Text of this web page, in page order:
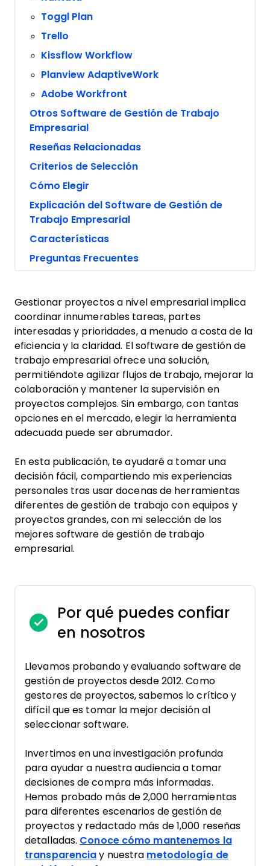
Toggl Plan
Trello
Kissflow Workflow
Planview AdaptiveWork
Adobe Workfront
Otros Software de Gestión de Trabajo
Empresarial
Reseñas Relacionadas
Criterios de Selección
Cómo Elegir
Explicación del Software de Gestión de
Trabajo Empresarial
Características
Preguntas Frecuentes
Gestionar proyectos a nivel empresarial implica
coordinar innumerables tareas, partes
interesadas y prioridades, a menudo a costa de la
eficiencia y la claridad. El software de gestión de
trabajo empresarial ofrece una solución,
permitiéndote agilizar flujos de trabajo, mejorar la
colaboración y mantener la supervisión en
proyectos complejos. Sin embargo, con tantas
opciones en el mercado, elegir la herramienta
adecuada puede ser abrumador.
En esta publicación, te ayudaré a tomar una
decisión fácil, compartiendo mis experiencias
personales tras usar docenas de herramientas
diferentes de gestión de trabajo con equipos y
proyectos grandes, con mi selección de los
mejores software de gestión de trabajo
empresarial.
Por qué puedes confiar
en nosotros
Llevamos probando y evaluando software de
gestión de proyectos desde 2012. Como
gestores de proyectos, sabemos lo crítico y
difícil que es tomar la mejor decisión al
seleccionar software.
Invertimos en una investigación profunda
para ayudar a nuestra audiencia a tomar
decisiones de compra más informadas.
Hemos probado más de 2,000 herramientas
para diferentes escenarios de gestión de
proyectos y redactado más de 1,000 reseñas
detalladas. Conoce cómo mantenemos la
transparencia y nuestra metodología de